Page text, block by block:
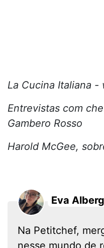
La Cucina Italiana
Entrevistas com
Gambero Rosso
Harold McGee,
Eva
Na Petitchef,